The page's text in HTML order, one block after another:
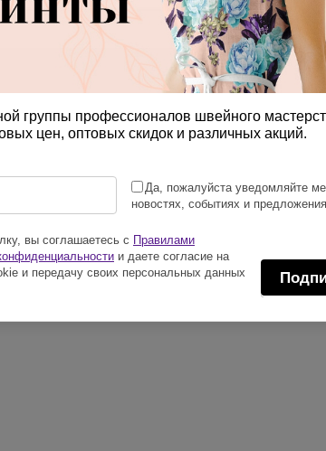
группы профессионалов швейного
цен, оптовых скидок и различных акций.
Да, пожалуйста уведомляйте
новостях, событиях и
вы соглашаетесь с Правилами
и даете согласие на
и передачу своих персональных данных